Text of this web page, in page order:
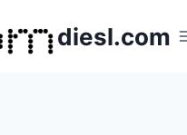
diesl.com